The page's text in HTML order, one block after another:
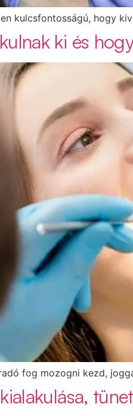
kulcsfontosságú, hogy
ki és
fog mozogni kezd,